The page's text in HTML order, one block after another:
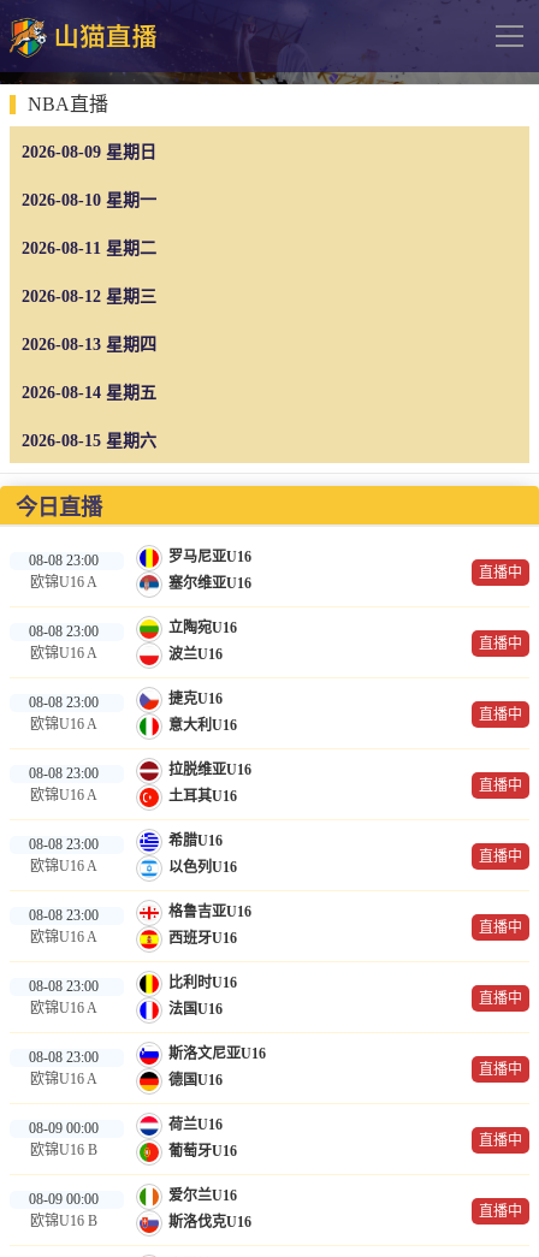
导
网站首页
足球直播
英超
德甲
法甲
中超
篮球直播
NBA
CBA
录像
足球录像
篮球录像
新闻
足球新闻
篮球新闻
体育词条
NBA直播
2026-08-09 星期日
2026-08-10 星期一
2026-08-11 星期二
2026-08-12 星期三
2026-08-13 星期四
2026-08-14 星期五
2026-08-15 星期六
今日直播
08-08 23:00
欧锦U16 A
罗马尼亚U16
塞尔维亚U16
直播中
08-08 23:00
欧锦U16 A
立陶宛U16
波兰U16
直播中
08-08 23:00
欧锦U16 A
捷克U16
意大利U16
直播中
08-08 23:00
欧锦U16 A
拉脱维亚U16
土耳其U16
直播中
08-08 23:00
欧锦U16 A
希腊U16
以色列U16
直播中
08-08 23:00
欧锦U16 A
格鲁吉亚U16
西班牙U16
直播中
08-08 23:00
欧锦U16 A
比利时U16
法国U16
直播中
08-08 23:00
欧锦U16 A
斯洛文尼亚U16
德国U16
直播中
08-09 00:00
欧锦U16 B
荷兰U16
葡萄牙U16
直播中
08-09 00:00
欧锦U16 B
爱尔兰U16
斯洛伐克U16
直播中